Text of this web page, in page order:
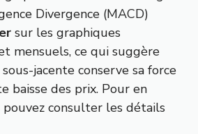
Divergence (MACD)
sur les graphiques
mensuels, ce qui suggère
jacente conserve sa force
baisse des prix. Pour en
pouvez consulter les détails